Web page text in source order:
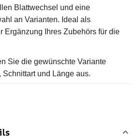
Blattwechsel und eine
an Varianten. Ideal als
Ergänzung Ihres Zubehörs für die
Sie die gewünschte Variante
und Länge aus.